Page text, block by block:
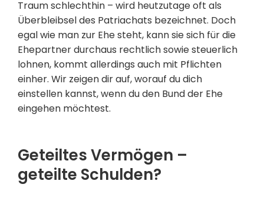
Traum schlechthin – wird heutzutage oft als
Überbleibsel des Patriachats bezeichnet. Doch
egal wie man zur Ehe steht, kann sie sich für die
Ehepartner durchaus rechtlich sowie steuerlich
lohnen, kommt allerdings auch mit Pflichten
einher. Wir zeigen dir auf, worauf du dich
einstellen kannst, wenn du den Bund der Ehe
eingehen möchtest.
Geteiltes Vermögen –
geteilte Schulden?